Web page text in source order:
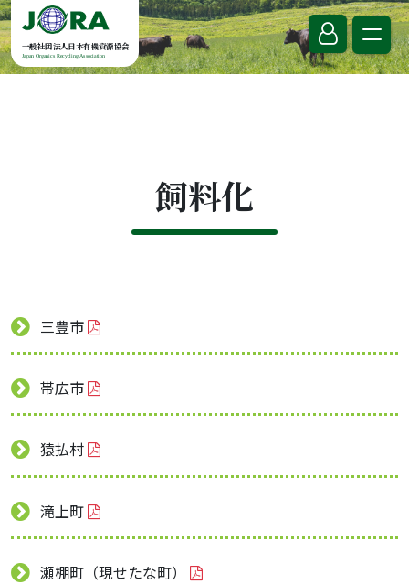
Skip to content
一般社団法人日本有機資源協会
Japan Organics Recycling Association
飼料化
三豊市
帯広市
猿払村
滝上町
瀬棚町（現せたな町）